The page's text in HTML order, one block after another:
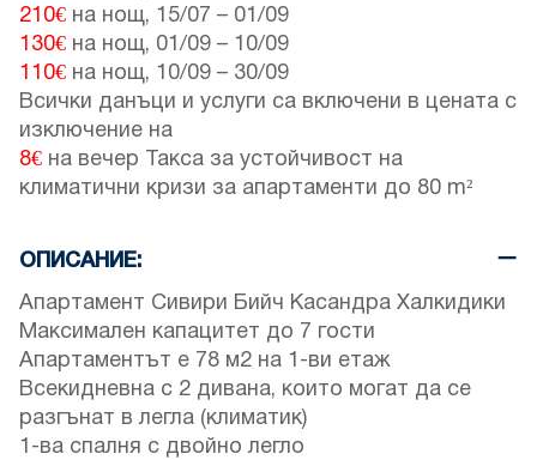
210€ на нощ, 15/07 – 01/09
130€ на нощ, 01/09 – 10/09
110€ на нощ, 10/09 – 30/09
Всички данъци и услуги са включени в цената с
изключение на
8€ на вечер Такса за устойчивост на
климатични кризи за апартаменти до 80 m²
ОПИСАНИЕ:
Апартамент Сивири Бийч Касандра Халкидики
Максимален капацитет до 7 гости
Апартаментът е 78 м2 на 1-ви етаж
Всекидневна с 2 дивана, които могат да се
разгънат в легла (климатик)
1-ва спалня с двойно легло